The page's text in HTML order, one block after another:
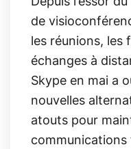
de
les réunions, les
échanges à
Skype en mai a
nouvelles
atouts pour
communications